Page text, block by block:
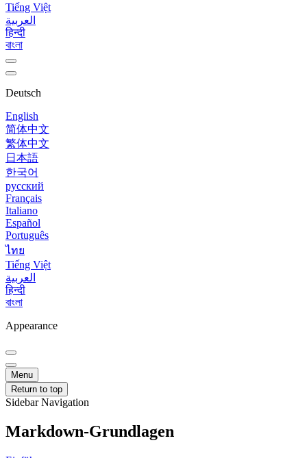
Tiếng Việt
العربية
हिन्दी
বাংলা
Deutsch
English
简体中文
繁体中文
日本語
한국어
русский
Français
Italiano
Español
Português
ไทย
Tiếng Việt
العربية
हिन्दी
বাংলা
Appearance
Menu
Return to top
Sidebar Navigation
Markdown-Grundlagen